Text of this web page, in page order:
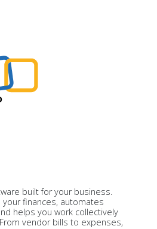
built for your business.
finances, automates
helps you work collectively
vendor bills to expenses,